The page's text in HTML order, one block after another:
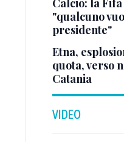
Calcio: la
"qualcuno
presidente"
Etna,
quota, verso
Catania
VIDEO